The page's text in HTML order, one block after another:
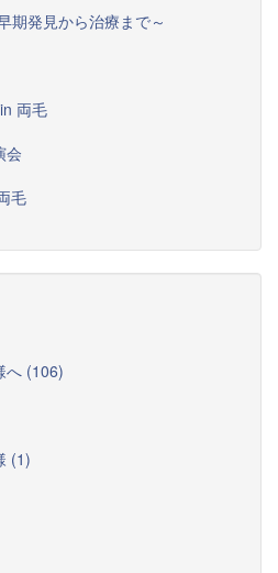
期発見から治療まで～
両毛
会
毛
へ (106)
(1)